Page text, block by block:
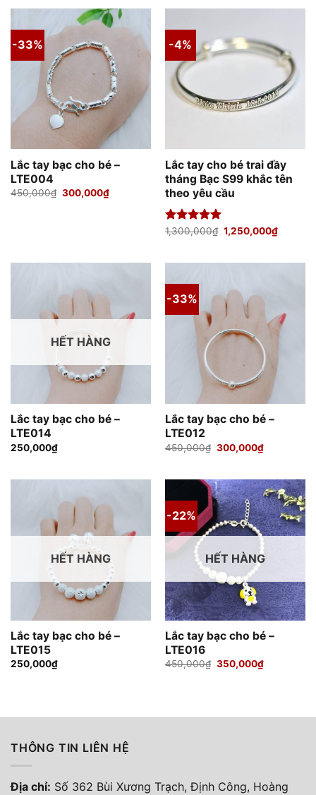
1,200,000₫.
-33%
Lắc tay bạc cho bé –
LTE004
450,000₫ Giá
300,000₫Giá
hiện
-4%
Lắc tay cho bé trai đầy
tháng Bạc S99 khắc tên
theo yêu cầu
Được xếp
1,300,000₫ Giá
gốc
1,250,000₫Giá
hiện
HẾT HÀNG
Lắc tay bạc cho bé –
LTE014
250,000₫
-33%
Lắc tay bạc cho bé –
LTE012
450,000₫ Giá
gốc
300,000₫Giá
hiện
300,000₫.
HẾT HÀNG
Lắc tay bạc cho bé –
LTE015
250,000₫
-22%
HẾT HÀNG
Lắc tay bạc cho bé –
LTE016
450,000₫ Giá
350,000₫Giá
hiện
THÔNG TIN LIÊN HỆ
Địa chỉ: Số 362 Bùi Xương Trạch, Định Công, Hoàng